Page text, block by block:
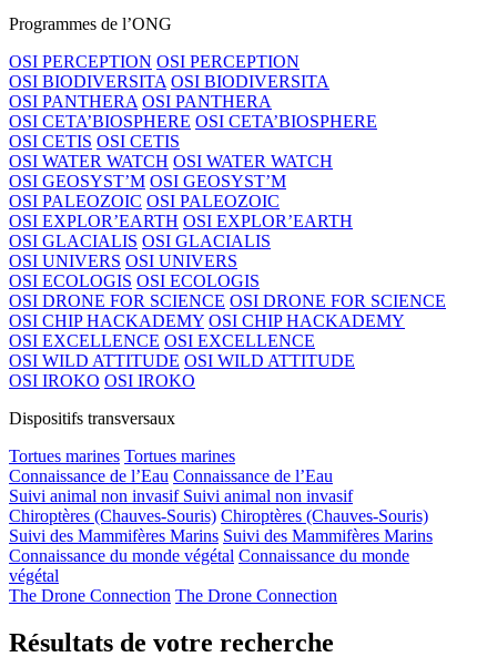
Programmes de l’ONG
OSI PERCEPTION OSI PERCEPTION
OSI BIODIVERSITA OSI BIODIVERSITA
OSI PANTHERA OSI PANTHERA
OSI CETA’BIOSPHERE OSI CETA’BIOSPHERE
OSI CETIS OSI CETIS
OSI WATER WATCH OSI WATER WATCH
OSI GEOSYST’M OSI GEOSYST’M
OSI PALEOZOIC OSI PALEOZOIC
OSI EXPLOR’EARTH OSI EXPLOR’EARTH
OSI GLACIALIS OSI GLACIALIS
OSI UNIVERS OSI UNIVERS
OSI ECOLOGIS OSI ECOLOGIS
OSI DRONE FOR SCIENCE OSI DRONE FOR SCIENCE
OSI CHIP HACKADEMY OSI CHIP HACKADEMY
OSI EXCELLENCE OSI EXCELLENCE
OSI WILD ATTITUDE OSI WILD ATTITUDE
OSI IROKO OSI IROKO
Dispositifs transversaux
Tortues marines Tortues marines
Connaissance de l’Eau Connaissance de l’Eau
Suivi animal non invasif Suivi animal non invasif
Chiroptères (Chauves-Souris) Chiroptères (Chauves-Souris)
Suivi des Mammifères Marins Suivi des Mammifères Marins
Connaissance du monde végétal Connaissance du monde
végétal
The Drone Connection The Drone Connection
Résultats de votre recherche